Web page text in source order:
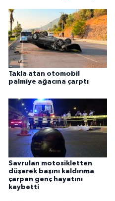
Takla atan otomobil
palmiye ağacına çarptı
Savrulan motosikletten
düşerek başını kaldırıma
çarpan genç hayatını
kaybetti